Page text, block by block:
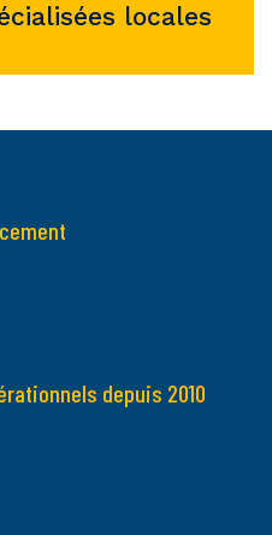
locales
depuis 2010